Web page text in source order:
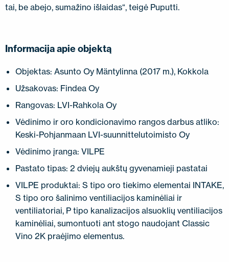
tai, be abejo, sumažino išlaidas“, teigė Puputti.
Informacija apie objektą
Objektas: Asunto Oy Mäntylinna (2017 m.), Kokkola
Užsakovas: Findea Oy
Rangovas: LVI-Rahkola Oy
Vėdinimo ir oro kondicionavimo rangos darbus atliko:
Keski-Pohjanmaan LVI-suunnittelutoimisto Oy
Vėdinimo įranga: VILPE
Pastato tipas: 2 dviejų aukštų gyvenamieji pastatai
VILPE produktai: S tipo oro tiekimo elementai INTAKE,
S tipo oro šalinimo ventiliacijos kaminėliai ir
ventiliatoriai, P tipo kanalizacijos alsuoklių ventiliacijos
kaminėliai, sumontuoti ant stogo naudojant Classic
Vino 2K praėjimo elementus.